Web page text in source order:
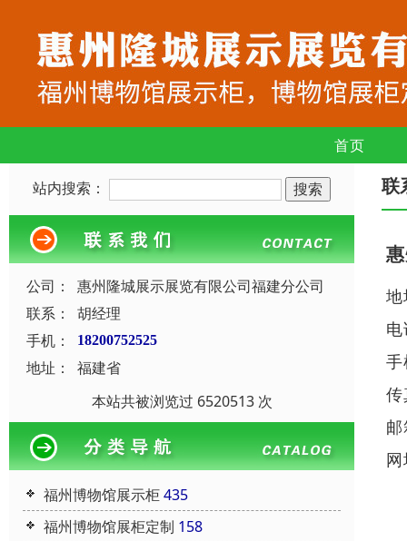
首页
站内搜索：
公司：
惠州隆城展示展览有限公司福建分公司
联系：
胡经理
手机：
18200752525
地址：
福建省
本站共被浏览过 6520513 次
福州博物馆展示柜435
福州博物馆展柜定制 158
联